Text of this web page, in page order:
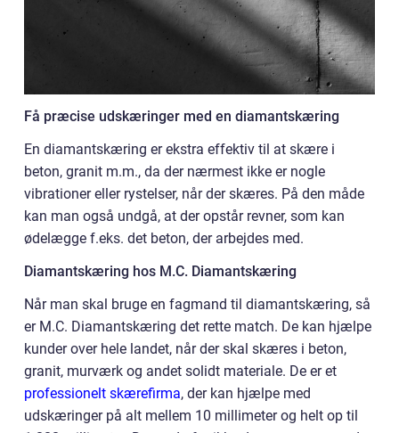
Få præcise udskæringer med en diamantskæring
En diamantskæring er ekstra effektiv til at skære i
beton, granit m.m., da der nærmest ikke er nogle
vibrationer eller rystelser, når der skæres. På den måde
kan man også undgå, at der opstår revner, som kan
ødelægge f.eks. det beton, der arbejdes med.
Diamantskæring hos M.C. Diamantskæring
Når man skal bruge en fagmand til diamantskæring, så
er M.C. Diamantskæring det rette match. De kan hjælpe
kunder over hele landet, når der skal skæres i beton,
granit, murværk og andet solidt materiale. De er et
professionelt skærefirma, der kan hjælpe med
udskæringer på alt mellem 10 millimeter og helt op til